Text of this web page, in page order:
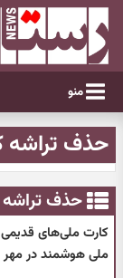
منو
حذف تراشه
حذف
کارت ملی‌های
ملی هوشمند در مهر ۱۴۰۴